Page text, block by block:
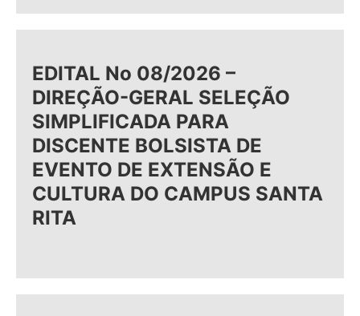
EDITAL No 08/2026 –
DIREÇÃO-GERAL SELEÇÃO
SIMPLIFICADA PARA
DISCENTE BOLSISTA DE
EVENTO DE EXTENSÃO E
CULTURA DO CAMPUS SANTA
RITA